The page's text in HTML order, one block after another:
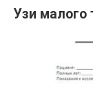
Узи малого